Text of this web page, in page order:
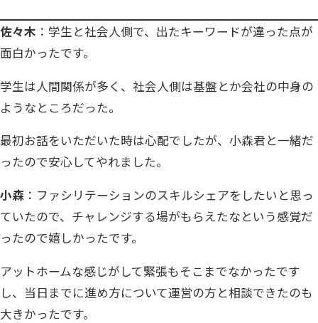
佐々木 ：学生と社会人側で、出たキーワードが違った点が
面白かったです。
学生は人間関係が多く、社会人側は基盤とか会社の中身の
ようなところだった。
最初お話をいただいた時は心配でしたが、小森君と一緒だ
ったので安心してやれました。
小森 ：ファシリテーションのスキルシェアをしたいと思っ
ていたので、チャレンジする場がもらえたなという感覚だ
ったので嬉しかったです。
アットホームな感じがして緊張もそこまでなかったです
し、当日までに進め方について運営の方と相談できたのも
大きかったです。